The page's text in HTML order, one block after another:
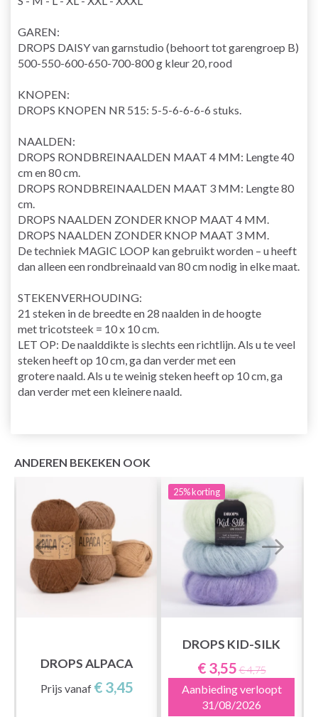
GAREN:
DROPS DAISY van garnstudio (behoort tot garengroep B)
500-550-600-650-700-800 g kleur 20, rood
KNOPEN:
DROPS KNOPEN NR 515: 5-5-6-6-6-6 stuks.
NAALDEN:
DROPS RONDBREINAALDEN MAAT 4 MM: Lengte 40
cm en 80 cm.
DROPS RONDBREINAALDEN MAAT 3 MM: Lengte 80
cm.
DROPS NAALDEN ZONDER KNOP MAAT 4 MM.
DROPS NAALDEN ZONDER KNOP MAAT 3 MM.
De techniek MAGIC LOOP kan gebruikt worden – u heeft
dan alleen eenrondbreinaaldvan 80 cm nodig in elke maat.
STEKENVERHOUDING:
21 steken in de breedte en 28 naalden in de hoogte
mettricotsteek = 10 x 10 cm.
LET OP: De naalddikte is slechts een richtlijn. Als u te veel
steken heeft op 10 cm, ga dan verder met een
groterenaald . Als u te weinig steken heeft op 10 cm, ga
dan verder met een kleinere naald.
ANDEREN BEKEKEN OOK
DROPS ALPACA
Prijs vanaf € 3,45
25%korting
DROPS KID-SILK
€ 3,55 € 4,75
Aanbieding verloopt
31/08/2026